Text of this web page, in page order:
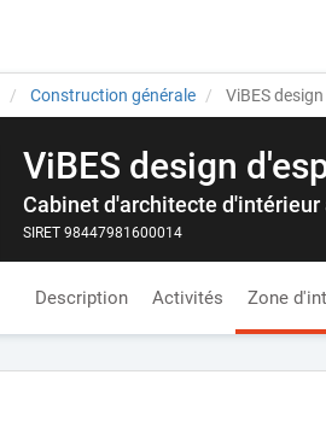
Construction générale ViBES
ViBES design
Cabinet d'architecte d'intérieur
SIRET 98447981600014
Description Activités Zone